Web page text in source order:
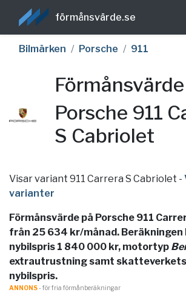
förmånsvärde.se
Bilmärken Porsche 911
Förmånsvärde
Porsche 911
S Cabriolet
Visar variant 911 Carrera S Cabriolet -
varianter
Förmånsvärde på Porsche 911
från 25 634 kr/månad. Beräkningen
nybilspris 1 840 000 kr, motortyp
extrautrustning samt
nybilspris.
ANNONS- för fria förmånberäkningar